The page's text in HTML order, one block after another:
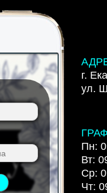
г.
ул.
Пн:
Вт:
Ср:
Чт: